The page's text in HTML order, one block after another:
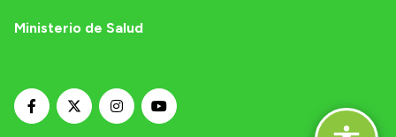
Ministerio de Salud